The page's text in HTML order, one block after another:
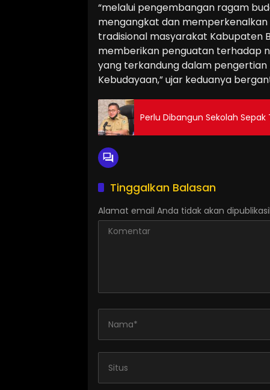
“melalui pengembangan ragam
mengangkat dan
tradisional masyarakat Kabupaten
memberikan penguatan terhadap
yang terkandung dalam pengertian
Kebudayaan,” ujar keduanya
Perlu Dibangun Sekolah Sepak
Tinggalkan Balasan
Alamat email Anda tidak akan